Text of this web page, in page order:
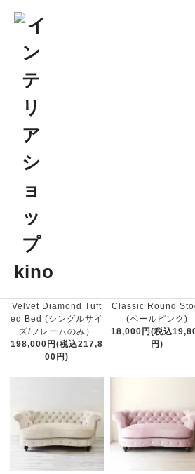
kino Furniture Item
kino Original
Velvet Diamond Tuft
ed Bed (シングルサイ
ズ/フレームのみ）
198,000円(税込217,8
00円)
Classic Round
(ペールピンク)
18,000円(税込
円)